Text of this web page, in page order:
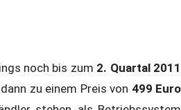
noch bis zum 2. Quartal 2011
zu einem Preis von 499 Euro